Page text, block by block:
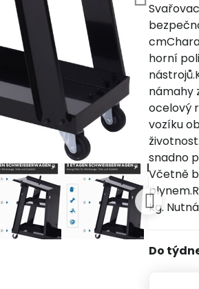
horní
námahy
ocelový
vozíku
snadno
Včetně
kg.
Do